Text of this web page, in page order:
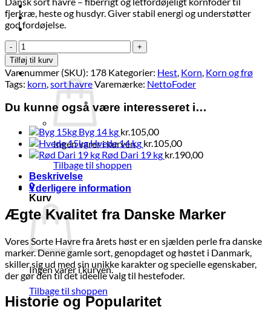
Brands
Økologi
Tilbud
Kurv /kr.0,00 0
Ingen varer i kurven.
Tilbage til shoppen
0
Kurv
Ingen varer i kurven.
Tilbage til shoppen
fjerkræ, heste og husdyr. Giver stabil energi og understøtter
god fordøjelse.
Sort
Havre
14
kg
antal
Tilføj til kurv
Varenummer (SKU): 178 Kategorier: Hest, Korn, Korn og frø
Tags: korn,sort havreVaremærke: NettoFoder
Du kunne også være interesseret i…
Byg 14 kg kr.105,00
Hvede 14 kg kr.105,00
Rød Dari 19 kg kr.190,00
Beskrivelse
Yderligere information
Ægte Kvalitet fra Danske Marker
Vores Sorte Havre fra årets høst er en sjælden perle fra danske
marker. Denne gamle sort, genopdaget og høstet i Danmark,
skiller sig ud med sin unikke karakter og specielle egenskaber,
der gør den til det ideelle valg til hestefoder.
Historie og Popularitet